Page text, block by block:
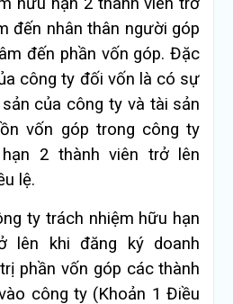
đến nhân thân người góp
đến phần vốn góp. Đặc
công ty đối vốn là có sự
của công ty và tài sản
vốn góp trong công ty
2 thành viên trở lên
lệ.
ty trách nhiệm hữu hạn
lên khi đăng ký doanh
phần vốn góp các thành
công ty (Khoản 1 Điều